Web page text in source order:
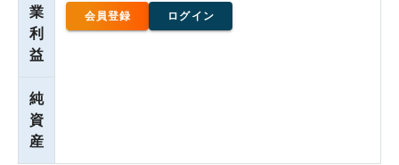
業
利
益
会員登録 ログイン
純
資
産